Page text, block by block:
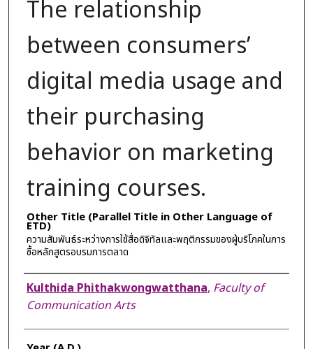
The relationship
between consumers’
digital media usage and
their purchasing
behavior on marketing
training courses.
Other Title (Parallel Title in Other Language of
ETD)
ความสัมพันธ์ระหว่างการใช้สื่อดิจิทัลและพฤติกรรมของผู้บริโภคในการ
ซื้อหลักสูตรอบรมการตลาด
Author
Kulthida Phithakwongwatthana, Faculty of
Communication Arts